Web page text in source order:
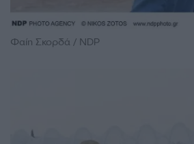
Φαίη Σκορδά / NDP